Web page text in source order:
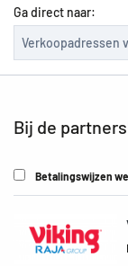
Ga direct naar:
Bij de
Betalingswijzen